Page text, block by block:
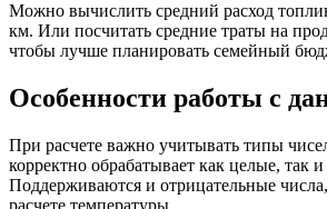
Можно вычислить средний расход
км. Или посчитать средние траты на
чтобы лучше планировать семейный
Особенности работы с
При расчете важно учитывать типы
корректно обрабатывает как целые, так
Поддерживаются и отрицательные
расчете температуры.